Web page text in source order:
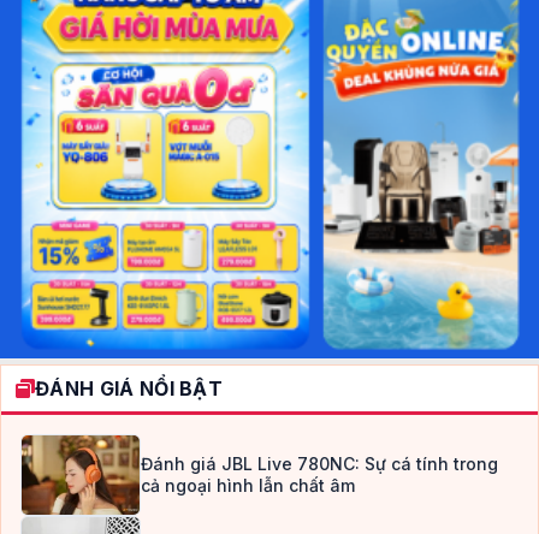
ĐÁNH GIÁ NỔI BẬT
Đánh giá JBL Live 780NC: Sự cá tính trong
cả ngoại hình lẫn chất âm